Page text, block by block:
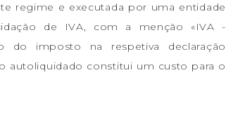
regime e executada por uma entidade
de IVA, com a menção «IVA -
do imposto na respetiva declaração
autoliquidado constitui um custo para o